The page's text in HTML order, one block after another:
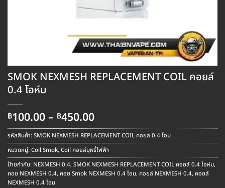
SMOK NEXMESH REPLACEMENT COIL คอยล์
0.4 โอห์ม
฿100.00– ฿450.00Price
range:
฿100.00
through
฿450.00
รหัสสินค้า:SMOK NEXMESH REPLACEMENT COIL คอยล์ 0.4 โอม
หมวดหมู่:Coil Smok, Coil คอยล์บุหรี่ไฟฟ้า
ป้ายกำกับ: NEXMESH 0.4, SMOK NEXMESH REPLACEMENT COIL คอยล์ 0.4 โอห์ม,
คอย NEXMESH 0.4, คอย Smok NEXMESH 0.4 โอม, คอยล์ NEXMESH 0.4, คอยล์
NEXMESH 0.4 โอม